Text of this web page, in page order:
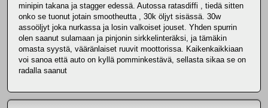
minipin takana ja stagger edessä. Autossa ratasdiffi , tiedä sitten
onko se tuonut jotain smootheutta , 30k öljyt sisässä. 30w
assoöljyt joka nurkassa ja losin valkoiset jouset. Yhden spurrin
olen saanut sulamaan ja pinjonin sirkkelinteräksi, ja tämäkin
omasta syystä, vääränlaiset ruuvit moottorissa. Kaikenkaikkiaan
voi sanoa että auto on kyllä pomminkestävä, sellasta sikaa se on
radalla saanut